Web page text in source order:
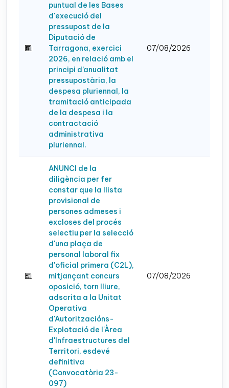
puntual de les Bases
d'execució del
pressupost de la
Diputació de
Tarragona, exercici
2026, en relació amb el
principi d’anualitat
pressupostària, la
despesa pluriennal, la
tramitació anticipada
de la despesa i la
contractació
administrativa
pluriennal.
07/08/2026
ANUNCI de la
diligència per fer
constar que la llista
provisional de
persones admeses i
excloses del procés
selectiu per la selecció
d'una plaça de
personal laboral fix
d'oficial primera (C2L),
mitjançant concurs
oposició, torn lliure,
adscrita a la Unitat
Operativa
d'Autoritzacións-
Explotació de l'Àrea
d'Infraestructures del
Territori, esdevé
definitiva
(Convocatòria 23-
097)
07/08/2026